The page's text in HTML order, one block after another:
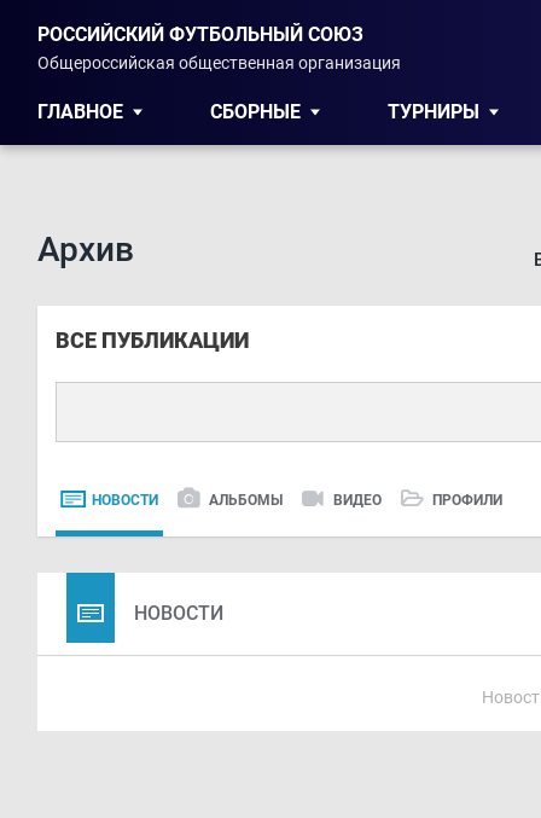
РОССИЙСКИЙ ФУТБОЛЬНЫЙ СОЮЗ
Общероссийская общественная организация
ГЛАВНОЕ СБОРНЫЕ ТУРНИРЫ
Архив
ВСЕ ПУБЛИКАЦИИ
НОВОСТИ АЛЬБОМЫ ВИДЕО ПРОФИЛИ
НОВОСТИ